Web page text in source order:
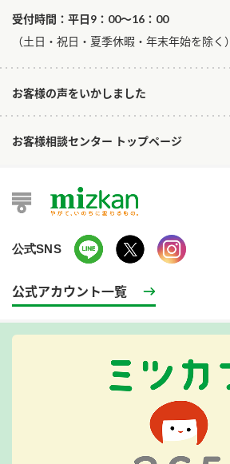
受付時間：平日9：00～16：00
​（土日・祝日・夏季休暇・年末年始を除く）
お客様の声をいかしました
お客様相談センター トップページ
公式SNS
公式アカウント一覧